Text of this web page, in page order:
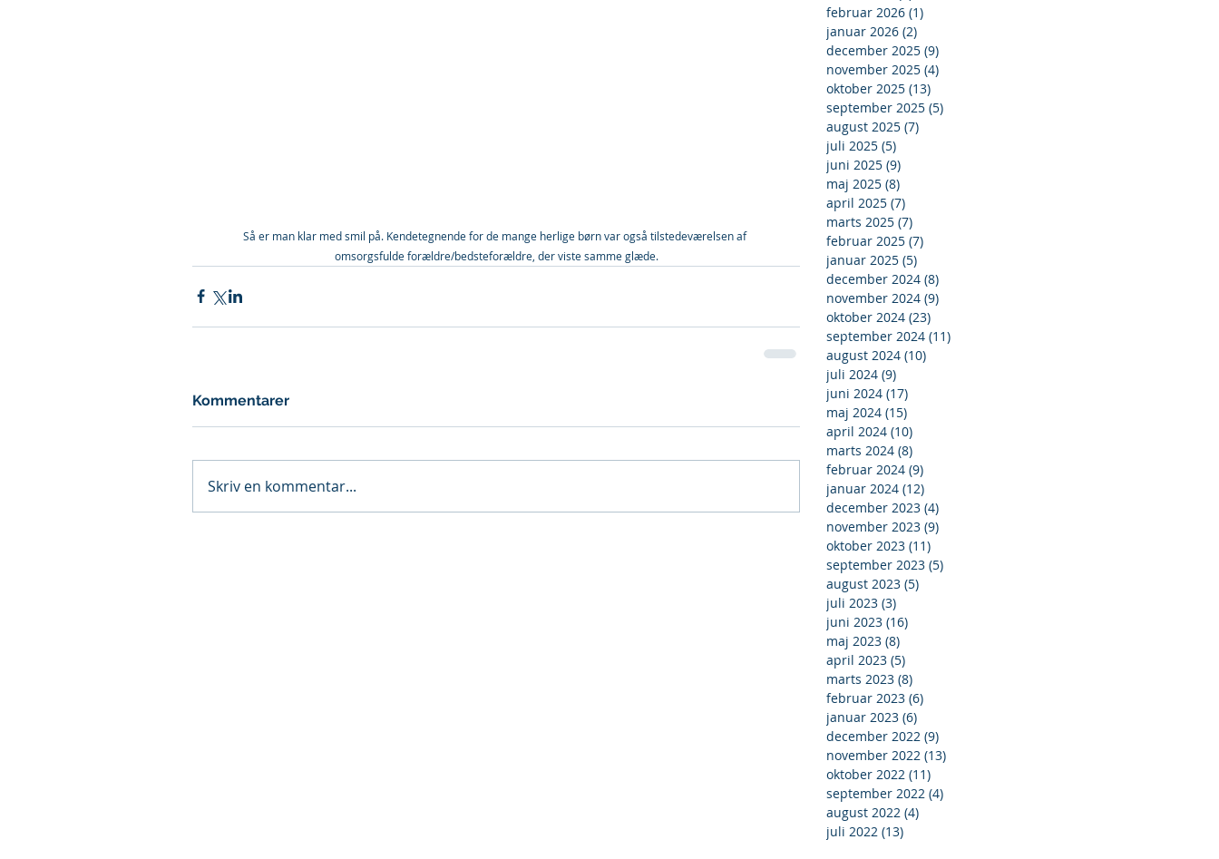
Så er man klar med smil på. Kendetegnende for de mange herlige børn var også tilstedeværelsen af
omsorgsfulde forældre/bedsteforældre, der viste samme glæde.
Kommentarer
Skriv en kommentar...
februar 2026 (1)
januar 2026 (2)
december 2025 (9)
november 2025 (4)
oktober 2025 (13)
september 2025 (5)
august 2025 (7)
juli 2025 (5)
juni 2025 (9)
maj 2025 (8)
april 2025 (7)
marts 2025 (7)
februar 2025 (7)
januar 2025 (5)
december 2024 (8)
november 2024 (9)
oktober 2024 (23)
september 2024 (11)
august 2024 (10)
juli 2024 (9)
juni 2024 (17)
maj 2024 (15)
april 2024 (10)
marts 2024 (8)
februar 2024 (9)
januar 2024 (12)
december 2023 (4)
november 2023 (9)
oktober 2023 (11)
september 2023 (5)
august 2023 (5)
juli 2023 (3)
juni 2023 (16)
maj 2023 (8)
april 2023 (5)
marts 2023 (8)
februar 2023 (6)
januar 2023 (6)
december 2022 (9)
november 2022 (13)
oktober 2022 (11)
september 2022 (4)
august 2022 (4)
juli 2022 (13)